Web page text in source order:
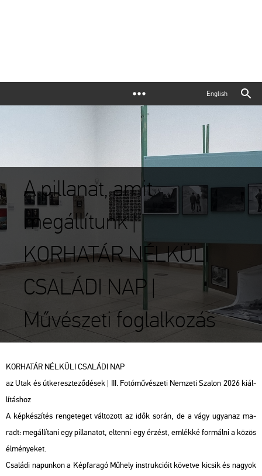
English
A pillanat, amit
megállítunk |
KORHATÁR NÉLKÜLI
CSALÁDI NAP |
Művészeti foglalkozás
KOR­HA­TÁR NÉL­KÜ­LI CSA­LÁ­DI NAP
az Utak és út­ke­resz­te­ző­dé­sek | III. Fo­tó­mű­vé­sze­ti Nem­ze­ti Sza­lon 2026 ki­ál­
lí­tás­hoz
A kép­ké­szí­tés ren­ge­te­get vál­to­zott az idők során, de a vágy ugyan­az ma­
radt: meg­ál­lí­ta­ni egy pil­la­na­tot, el­ten­ni egy ér­zést, em­lék­ké for­mál­ni a közös
él­mé­nye­ket.
Csa­lá­di na­pun­kon a Kép­fa­ra­gó Mű­hely inst­ruk­ci­ó­it kö­vet­ve ki­csik és na­gyok